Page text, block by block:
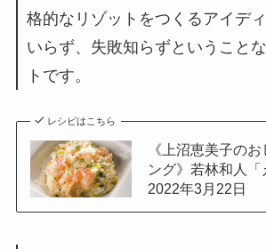
格的なリゾットをつくるアイデ
いらず、失敗知らずということ
トです。
レシピはこちら
《上沼恵美子の
ング》若林和人「
2022年3月22日